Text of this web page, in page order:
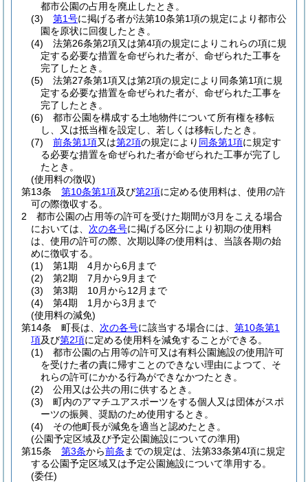
都市公園の占用を廃止したとき。
(3)
第1号に掲げる者が法第10条第1項の規定により都市公
園を原状に回復したとき。
(4)
法第26条第2項又は第4項の規定によりこれらの項に規
定する必要な措置を命ぜられた者が、命ぜられた工事を
完了したとき。
(5)
法第27条第1項又は第2項の規定により同条第1項に規
定する必要な措置を命ぜられた者が、命ぜられた工事を
完了したとき。
(6)
都市公園を構成する土地物件について所有権を移転
し、又は抵当権を設定し、若しくは移転したとき。
(7)
前条第1項又は第2項の規定により 同条第1項に規定す
る必要な措置を命ぜられた者が命ぜられた工事が完了し
たとき。
(使用料の徴収)
第13条
第10条第1項及び第2項に定める使用料は、使用の許
可の際徴収する。
2
都市公園の占用等の許可を受けた期間が3月をこえる場合
においては、 次の各号に掲げる区分により初期の使用料
は、使用の許可の際、次期以降の使用料は、当該各期の始
めに徴収する。
(1)
第1期 4月から6月まで
(2)
第2期 7月から9月まで
(3)
第3期 10月から12月まで
(4)
第4期 1月から3月まで
(使用料の減免)
第14条
町長は、 次の各号に該当する場合には、 第10条第1
項及び第2項に定める使用料を減免することができる。
(1)
都市公園の占用等の許可又は有料公園施設の使用許可
を受けた者の責に帰すことのできない理由によつて、そ
れらの許可にかかる行為ができなかつたとき。
(2)
公用又は公共の用に供するとき。
(3)
町内のアマチユアスポーツをする個人又は団体がスポ
ーツの振興、奨励のため使用するとき。
(4)
その他町長が減免を適当と認めたとき。
(公園予定区域及び予定公園施設についての準用)
第15条
第3条から前条 までの規定は、法第33条第4項に規定
する公園予定区域又は予定公園施設について準用する。
(委任)